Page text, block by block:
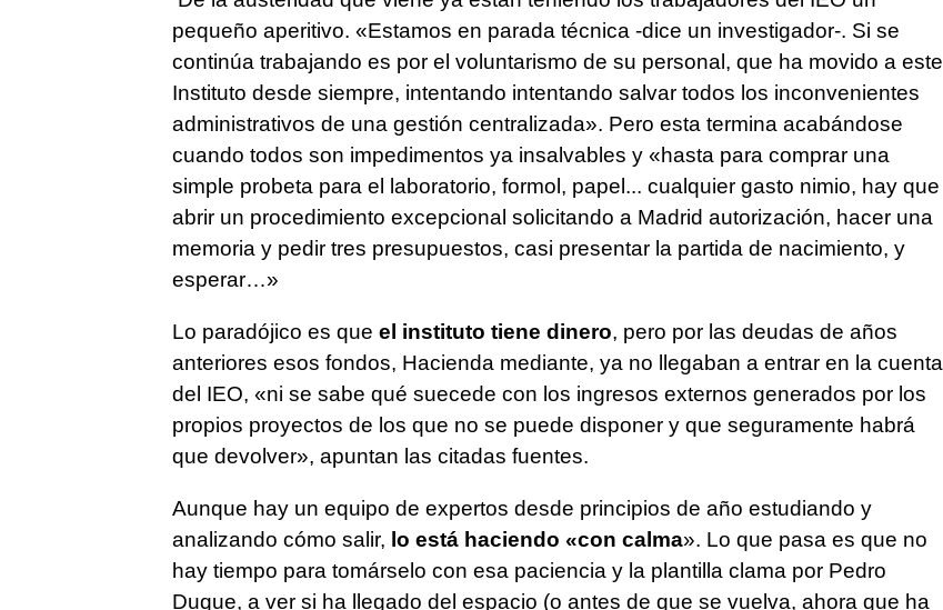
pequeño aperitivo. «Estamos en parada técnica -dice un investigador-. Si se
continúa trabajando es por el voluntarismo de su personal, que ha movido a este
Instituto desde siempre, intentando intentando salvar todos los inconvenientes
administrativos de una gestión centralizada». Pero esta termina acabándose
cuando todos son impedimentos ya insalvables y «hasta para comprar una
simple probeta para el laboratorio, formol, papel... cualquier gasto nimio, hay que
abrir un procedimiento excepcional solicitando a Madrid autorización, hacer una
memoria y pedir tres presupuestos, casi presentar la partida de nacimiento, y
esperar…»
Lo paradójico es que el instituto tiene dinero, pero por las deudas de años
anteriores esos fondos, Hacienda mediante, ya no llegaban a entrar en la cuenta
del IEO, «ni se sabe qué suecede con los ingresos externos generados por los
propios proyectos de los que no se puede disponer y que seguramente habrá
que devolver», apuntan las citadas fuentes.
Aunque hay un equipo de expertos desde principios de año estudiando y
analizando cómo salir, lo está haciendo «con calma». Lo que pasa es que no
hay tiempo para tomárselo con esa paciencia y la plantilla clama por Pedro
Duque, a ver si ha llegado del espacio (o antes de que se vuelva, ahora que ha